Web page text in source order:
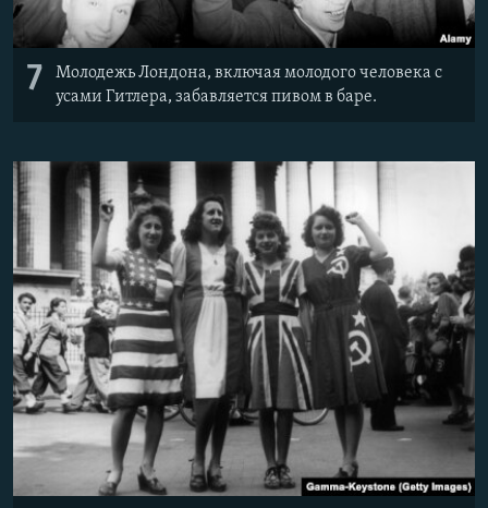
7
Молодежь Лондона, включая молодого человека с
усами Гитлера, забавляется пивом в баре.